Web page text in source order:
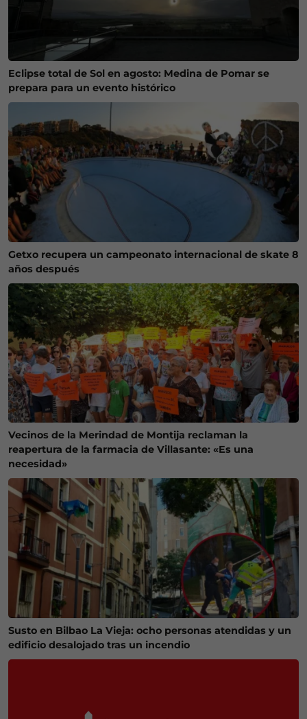
Eclipse total de Sol en agosto: Medina de Pomar se
prepara para un evento histórico
Getxo recupera un campeonato internacional de skate 8
años después
Vecinos de la Merindad de Montija reclaman la
reapertura de la farmacia de Villasante: «Es una
necesidad»
Susto en Bilbao La Vieja: ocho personas atendidas y un
edificio desalojado tras un incendio